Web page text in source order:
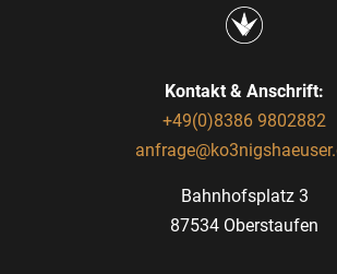
Kontakt & Anschrift:
+49(0)8386 9802882
Bahnhofsplatz 3
87534 Oberstaufen